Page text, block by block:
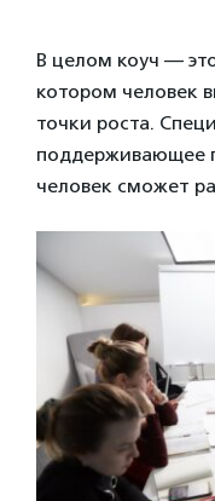
В целом коуч —
котором человек
точки роста.
поддерживающее
человек сможет